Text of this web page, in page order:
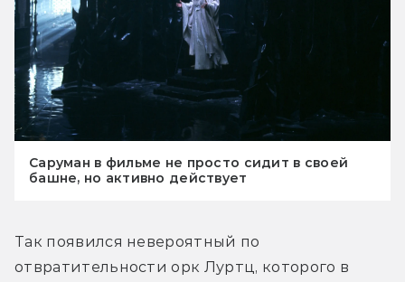
Саруман в фильме не просто сидит в своей
башне, но активно действует
Так появился невероятный по
отвратительности орк Луртц, которого в